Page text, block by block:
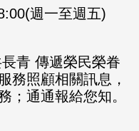
週一至週五)
青 傳遞榮民榮眷
務照顧相關訊息，
；通通報給您知。